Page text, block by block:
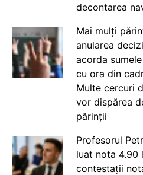
decontarea
Mai mulți
anularea
acorda
cu ora din
Multe cercuri
vor dispărea
părinții
Profesorul
luat nota 4.90
contestații